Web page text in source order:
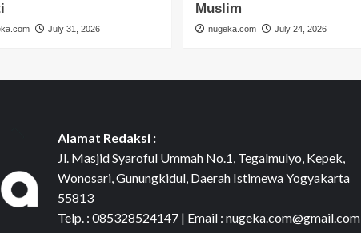
July 31, 2026
Muslim
nugeka.com July 24, 2026
Alamat Redaksi :
Jl. Masjid Syaroful Ummah No.1, Tegalmulyo, Kepek,
Wonosari, Gunungkidul, Daerah Istimewa Yogyakarta
55813
Telp. : 085328524147 | Email : nugeka.com@gmail.com